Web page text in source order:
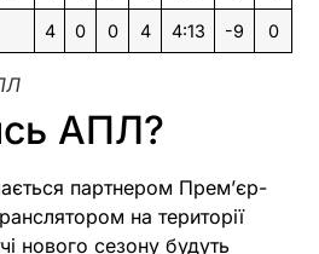
4 0 0 4 4:13 -9 0
АПЛ?
партнером Премʼєр-
на території
нового сезону будуть